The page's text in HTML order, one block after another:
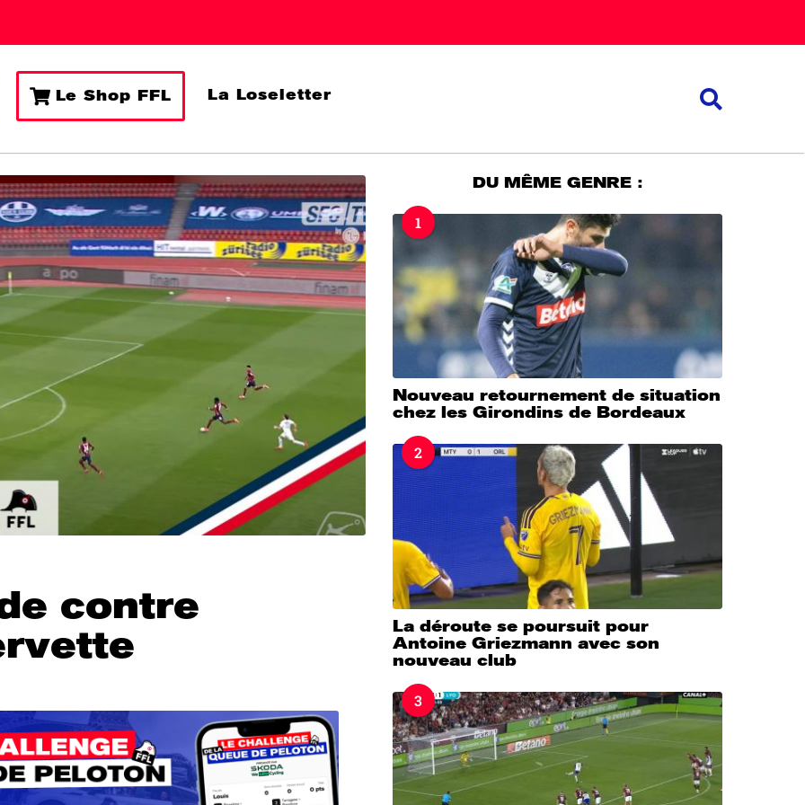
Le Shop FFL La Loseletter
contre
DU MÊME GENRE :
1
Nouveau retournement de situation
chez les Girondins de Bordeaux
2
La déroute se poursuit pour
Antoine Griezmann avec son
nouveau club
3